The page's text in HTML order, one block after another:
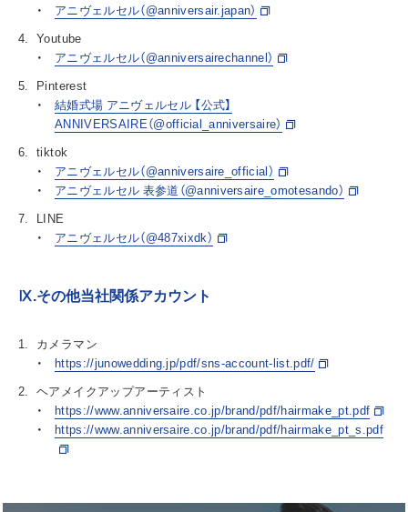
アニヴェルセル（@anniversair.japan）
Youtube
アニヴェルセル（@anniversairechannel）
Pinterest
結婚式場 アニヴェルセル 【公式】
ANNIVERSAIRE（@official_anniversaire）
tiktok
アニヴェルセル（@anniversaire_official）
アニヴェルセル 表参道（@anniversaire_omotesando）
LINE
アニヴェルセル（@487xixdk）
Ⅸ.その他当社関係アカウント
カメラマン
https://junowedding.jp/pdf/sns-account-list.pdf/
ヘアメイクアップアーティスト
https://www.anniversaire.co.jp/brand/pdf/hairmake_pt.pdf
https://www.anniversaire.co.jp/brand/pdf/hairmake_pt_s.pdf